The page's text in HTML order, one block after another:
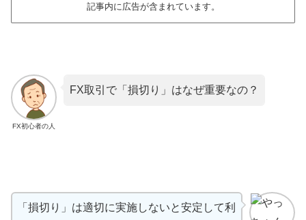
記事内に広告が含まれています。
FX初心者の人
FX取引で「損切り」はなぜ重要なの？
「損切り」は適切に実施しないと安定して利